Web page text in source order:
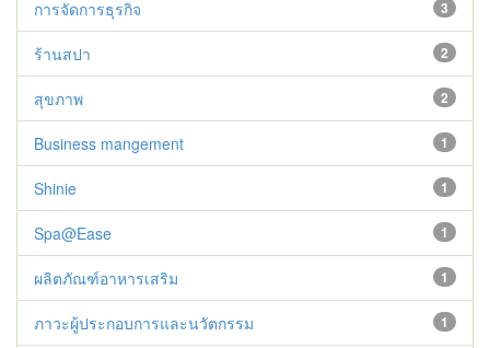
3
การจัดการธุรกิจ
2
ร้านสปา
2
สุขภาพ
1
Business mangement
1
Shinie
1
Spa@Ease
1
ผลิตภัณฑ์อาหารเสริม
1
ภาวะผู้ประกอบการและนวัตกรรม